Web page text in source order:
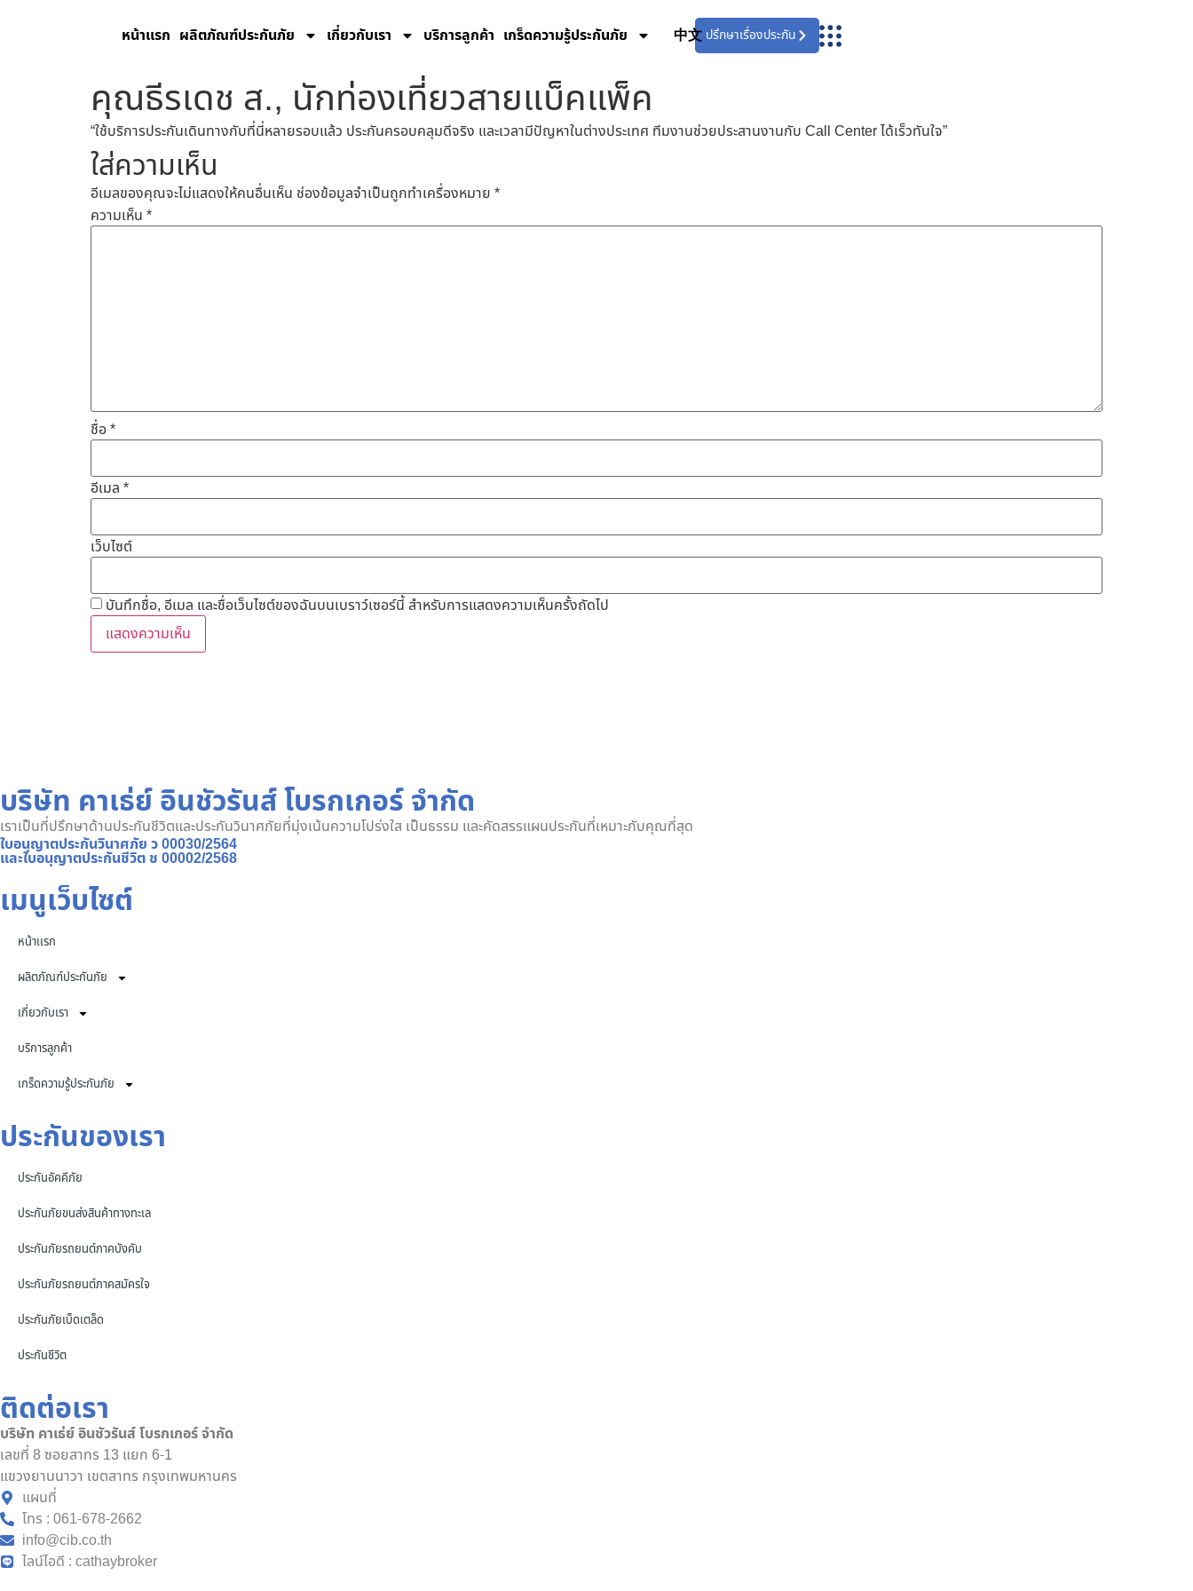
หน้าเเรก ผลิตภัณฑ์ประกันภัย เกี่ยวกับเรา บริการลูกค้า เกร็ดความรู้ประกันภัย ZN ปรึกษาเรื่องประกัน
คุณธีรเดช ส., นักท่องเที่ยวสายแบ็คแพ็ค
“ใช้บริการประกันเดินทางกับที่นี่หลายรอบแล้ว ประกันครอบคลุมดีจริง และเวลามีปัญหาในต่างประเทศ ทีมงานช่วยประสานงานกับ Call Center ได้เร็วทันใจ”
ใส่ความเห็น
อีเมลของคุณจะไม่แสดงให้คนอื่นเห็น ช่องข้อมูลจำเป็นถูกทำเครื่องหมาย *
ความเห็น *
ชื่อ*
อีเมล *
เว็บไซต์
บันทึกชื่อ, อีเมล และชื่อเว็บไซต์ของฉันบนเบราว์เซอร์นี้ สำหรับการแสดงความเห็นครั้งถัดไป
บริษัท คาเธ่ย์ อินชัวรันส์ โบรกเกอร์ จำกัด
เราเป็นที่ปรึกษาด้านประกันชีวิตและประกันวินาศภัยที่มุ่งเน้นความโปร่งใส เป็นธรรม และคัดสรรแผนประกันที่เหมาะกับคุณที่สุด
ใบอนุญาตประกันวินาศภัย ว 00030/2564
และใบอนุญาตประกันชีวิต ช 00002/2568
เมนูเว็บไซต์
หน้าเเรก
ผลิตภัณฑ์ประกันภัย
เกี่ยวกับเรา
บริการลูกค้า
เกร็ดความรู้ประกันภัย
ประกันของเรา
ประกันอัคคีภัย
ประกันภัยขนส่งสินค้าทางทะเล
ประกันภัยรถยนต์ภาคบังคับ
ประกันภัยรถยนต์ภาคสมัครใจ
ประกันภัยเบ็ดเตล็ด
ประกันชีวิต
ติดต่อเรา
บริษัท คาเธ่ย์ อินชัวรันส์ โบรกเกอร์ จำกัด
เลขที่ 8 ซอยสาทร 13 แยก 6-1
แขวงยานนาวา เขตสาทร กรุงเทพมหานคร
แผนที่
โทร : 061-678-2662
info@cib.co.th
ไลน์ไอดี : cathaybroker